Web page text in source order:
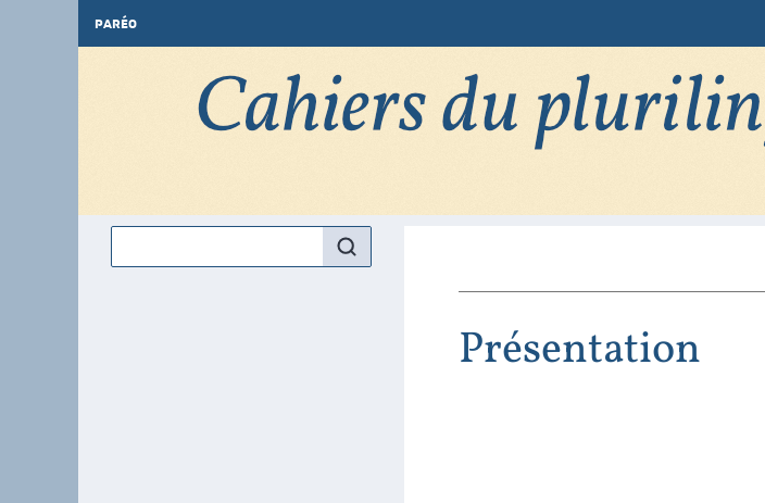
PARÉO
Présentation